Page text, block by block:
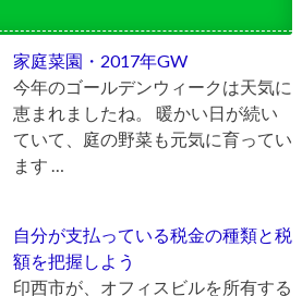
家庭菜園・2017年GW
今年のゴールデンウィークは天気に
恵まれましたね。 暖かい日が続い
ていて、庭の野菜も元気に育ってい
ます …
自分が支払っている税金の種類と税
額を把握しよう
印西市が、オフィスビルを所有する